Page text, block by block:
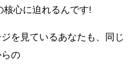
核心に迫れるんです!
を見ているあなたも、同じ
の